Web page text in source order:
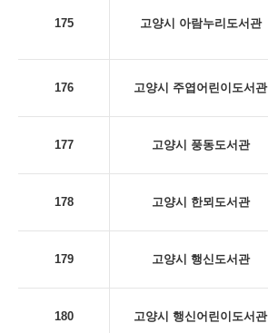
175 고양시 아람누리도서관
176 고양시 주엽어린이도서관
177 고양시 풍동도서관
178 고양시 한뫼도서관
179 고양시 행신도서관
180 고양시 행신어린이도서관